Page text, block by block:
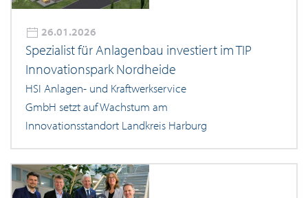
26.01.2026
Spezialist für Anlagenbau investiert im TIP
Innovationspark Nordheide
HSI Anlagen- und Kraftwerkservice
GmbH setzt auf Wachstum am
Innovationsstandort Landkreis Harburg